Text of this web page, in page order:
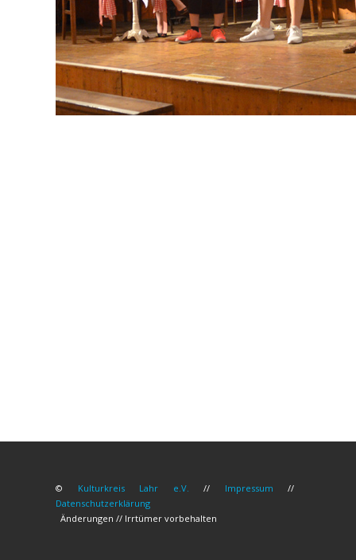
© Kulturkreis Lahr e.V. // Impressum //
Datenschutzerklärung
Änderungen // Irrtümer vorbehalten